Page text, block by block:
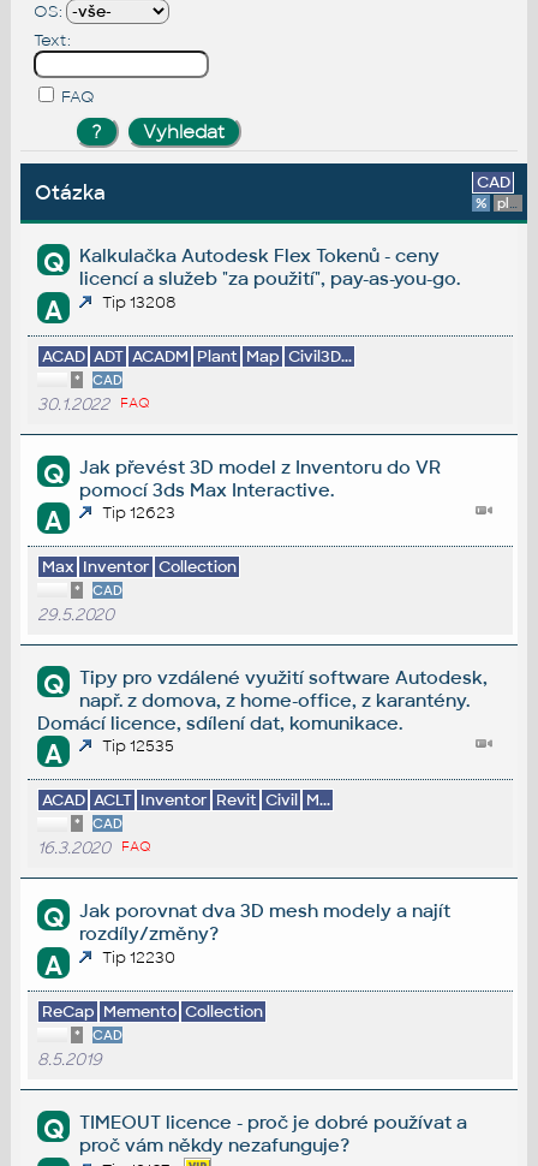
OS:
Text:
FAQ
Otázka CAD
% platforma
Q
Kalkulačka Autodesk Flex Tokenů - ceny
licencí a služeb "za použití", pay-as-you-go.
A Tip 13208
ACAD ADT ACADM Plant Map Civil3D...
* CAD
30.1.2022 FAQ
Q
Jak převést 3D model z Inventoru do VR
pomocí 3ds Max Interactive.
A Tip 12623
Max Inventor Collection
* CAD
29.5.2020
Q
Tipy pro vzdálené využití software Autodesk,
např. z domova, z home-office, z karantény.
Domácí licence, sdílení dat, komunikace.
A Tip 12535
ACAD ACLT Inventor Revit Civil M...
* CAD
16.3.2020 FAQ
Q
Jak porovnat dva 3D mesh modely a najít
rozdíly/změny?
A Tip 12230
ReCap Memento Collection
* CAD
8.5.2019
Q
TIMEOUT licence - proč je dobré používat a
proč vám někdy nezafunguje?